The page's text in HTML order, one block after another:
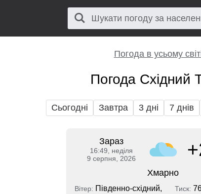
Погода в усьому
Погода Східний
Сьогодні Завтра 3 дні 7 днів
Зараз
16:49, неділя
9 серпня, 2026
Хмарно
Вітер: Південно-східний,
Тиск: